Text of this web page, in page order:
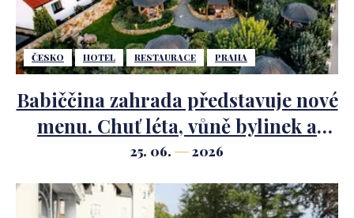
ČESKO HOTEL RESTAURACE PRAHA
Babiččina zahrada představuje nové
menu. Chuť léta, vůně bylinek a
nejkrásnější zahrada hned za
Prahou
25. 06. 2026